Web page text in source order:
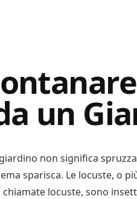
un
non significa
sparisca. Le locuste, o
locuste, sono